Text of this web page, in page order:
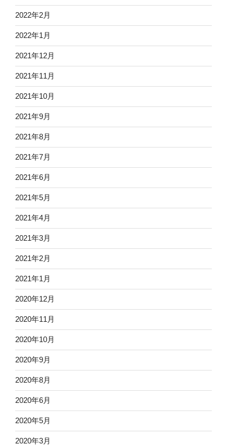
2022年2月
2022年1月
2021年12月
2021年11月
2021年10月
2021年9月
2021年8月
2021年7月
2021年6月
2021年5月
2021年4月
2021年3月
2021年2月
2021年1月
2020年12月
2020年11月
2020年10月
2020年9月
2020年8月
2020年6月
2020年5月
2020年3月